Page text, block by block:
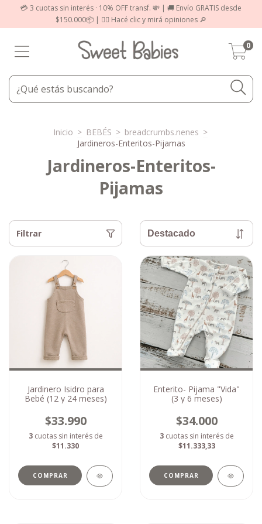
💳 3 cuotas sin interés · 10% OFF transf. 💸 | 🚚 Envío GRATIS desde
$150.000📦 | 👉🏻 Hacé clic y mirá opiniones 🔎
0
Inicio > BEBÉS > breadcrumbs.nenes >
Jardineros-Enteritos-Pijamas
Jardineros-Enteritos-
Pijamas
Filtrar
Jardinero Isidro para
Bebé (12 y 24 meses)
$33.990
3 cuotas sin interés de
$11.330
COMPRAR
Enterito- Pijama "Vida"
(3 y 6 meses)
$34.000
3 cuotas sin interés de
$11.333,33
COMPRAR